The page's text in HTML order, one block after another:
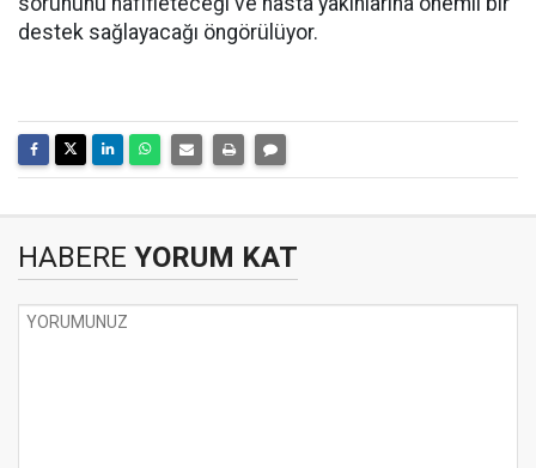
destek sağlayacağı öngörülüyor.
HABERE YORUM KAT